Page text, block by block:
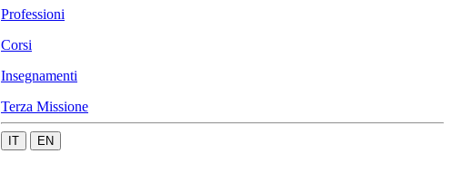
Professioni
Corsi
Insegnamenti
Terza Missione
IT EN